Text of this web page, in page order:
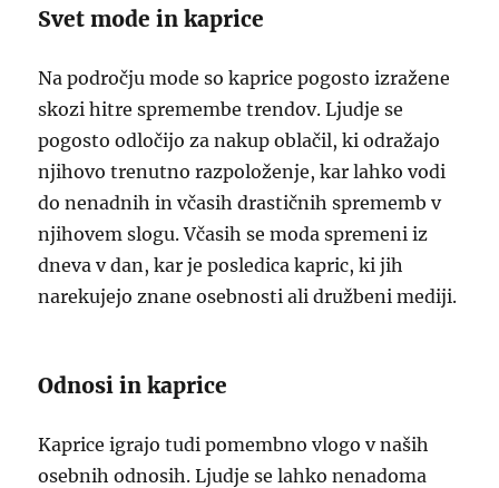
Svet mode in kaprice
Na področju mode so kaprice pogosto izražene
skozi hitre spremembe trendov. Ljudje se
pogosto odločijo za nakup oblačil, ki odražajo
njihovo trenutno razpoloženje, kar lahko vodi
do nenadnih in včasih drastičnih sprememb v
njihovem slogu. Včasih se moda spremeni iz
dneva v dan, kar je posledica kapric, ki jih
narekujejo znane osebnosti ali družbeni mediji.
Odnosi in kaprice
Kaprice igrajo tudi pomembno vlogo v naših
osebnih odnosih. Ljudje se lahko nenadoma